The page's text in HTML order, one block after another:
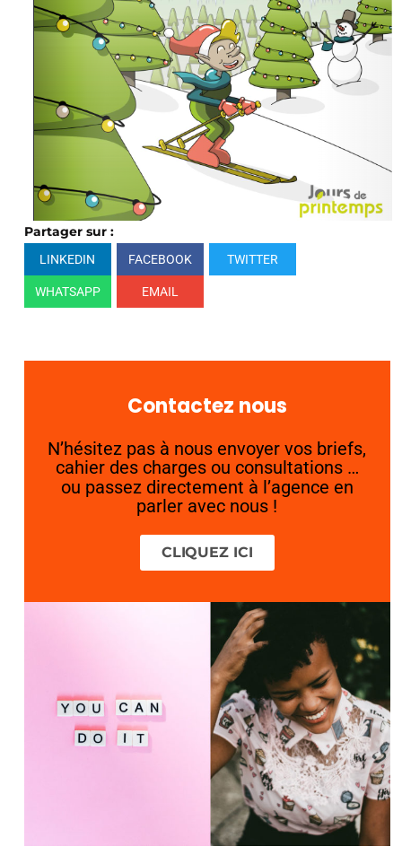
Partager sur :
LINKEDIN FACEBOOK TWITTER
WHATSAPP EMAIL
Contactez nous
N’hésitez pas à nous envoyer vos briefs,
cahier des charges ou consultations …
ou passez directement à l’agence en
parler avec nous !
CLIQUEZ ICI